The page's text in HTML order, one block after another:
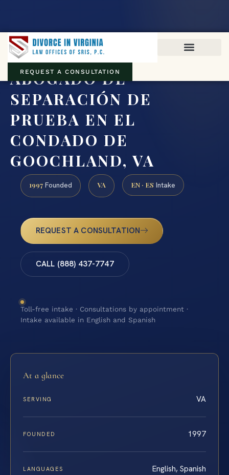
REQUEST A CONSULTATION
ABOGADO DE
SEPARACIÓN DE
PRUEBA EN EL
CONDADO DE
GOOCHLAND, VA
1997 Founded VA EN · ES Intake
REQUEST A CONSULTATION
CALL (888) 437-7747
Toll-free intake · Consultations by appointment ·
Intake available in English and Spanish
At a glance
SERVING VA
FOUNDED 1997
LANGUAGES English, Spanish